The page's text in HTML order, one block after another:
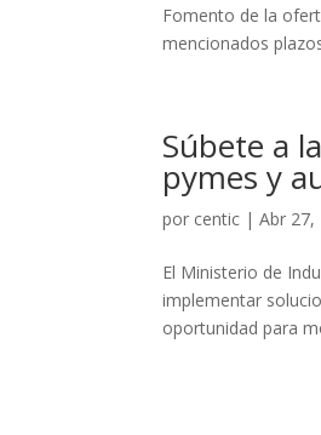
Fomento de la
mencionados
Súbete a
pymes y
por centic |Abr 27,
El Ministerio de
implementar
oportunidad para